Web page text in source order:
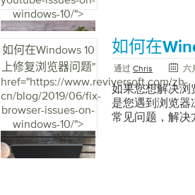
此操作。具有
Driver Reviver
态。
括此问题。 1.
按钮，然后按
删除 1.请转到“
设备管理器界
然后选择“属性”
的“快速删除”
请告知我们，我
示器坏了。 步
在工作。您可
置设置即可。
点击显示 在“重
图形驱动程序
统将无法识别第
新图形驱动程序
windows-10/">
1：检查浏览器
原因通常是因为
清除浏览器的
Chrome图标打
择自定义和控
具 Firefox： 请
如何在Windows 10
上修复浏览器问题"
href="https://www.reviversoft.com/zh-
cn/blog/2019/06/fix-
browser-issues-on-
windows-10/">
如何在
通过 Chris 六
如果您想解决浏
是您遇到浏览器
常见问题，解决